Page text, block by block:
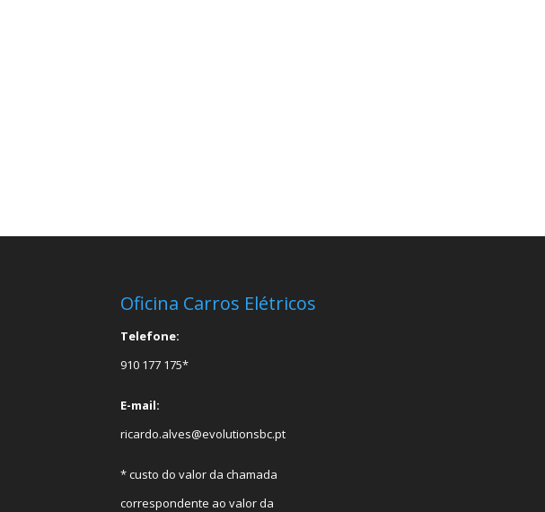
Oficina Carros Elétricos
Telefone:
910 177 175*
E-mail:
ricardo.alves@evolutionsbc.pt
* custo do valor da chamada
correspondente ao valor da